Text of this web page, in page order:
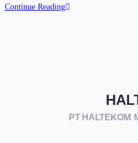
Continue Reading
PT HALTEKOM